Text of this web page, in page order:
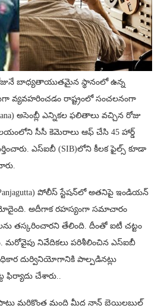
బాధ్యతాయుతమైన స్థానంలో ఉన్న
వ్యవహరించడం రాష్ట్రంలో సంచలనంగా
అసెంబ్లీ ఎన్నికల ఫలితాలు వచ్చిన రోజు
సీసీ కెమెరాలు ఆఫ్‌ చేసి 45 హార్డ్‌
ఎస్‌ఐబీ (SIB)లోని కీలక ఫైల్స్‌ కూడా
పోలీస్‌ స్టేషన్‌లో అతనిపై ఇండియన్‌
అదీగాక రహస్యంగా సమాచారం
తస్కరించారని తేలింది. దీంతో ఐటీ చట్టం
మరోవైపు నివేదికలు పరిశీలించిన ఎస్ఐబీ
దుర్వినియోగానికి పాల్పడినట్లు
ఫిర్యాదు చేశారు..
పాటు మరికొంత మంది మీద నాన్ బెయిలబుల్